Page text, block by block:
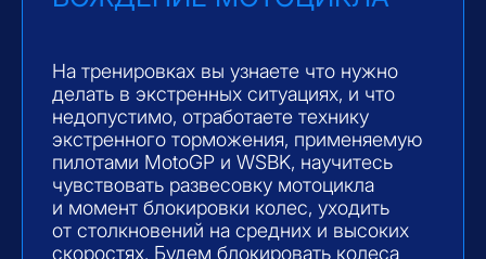
ДМИТРИЙ
СТАЖ ВОЖДЕНИЯ СКУТЕРА —
17 ЛЕТ, МОТОЦИКЛА — 11 ЛЕТ
• Объездил на байке США, Шри-Ланку
и Доминикану
• Обучил десятки учеников уверенному
вождению